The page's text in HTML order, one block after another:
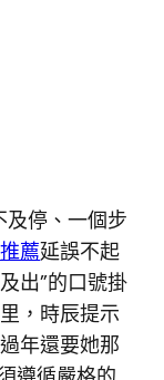
及停、一個步
薦延誤不起
出”的口號掛
，時辰提示
年還要她那